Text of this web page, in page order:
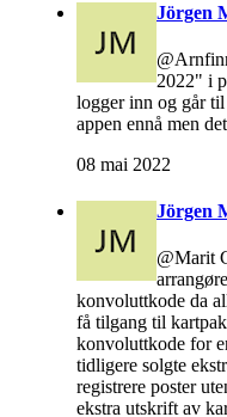
Jörgen
2022" i
logger inn og går
appen ennå men
08 mai 2022
Jörgen
@Marit
konvoluttkode da
få tilgang til
konvoluttkode for
tidligere solgte
registrere poster
ekstra utskrift av